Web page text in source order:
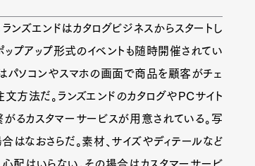
ズエンドはカタログビジネスからスタートし
プアップ形式のイベントも随時開催されてい
パソコンやスマホの画面で商品を顧客がチェ
方法だ。ランズエンドのカタログやPCサイト
るカスタマーサービスが用意されている。写
はなおさらだ。素材、サイズやディテールなど